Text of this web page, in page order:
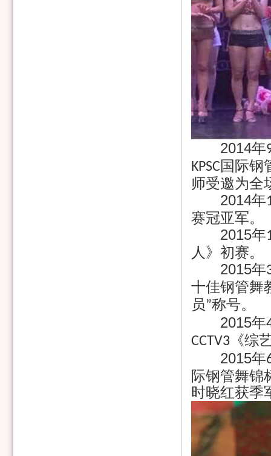
2014年
KPSC国际钢
师受邀为全
2014年
赛冠亚军。
2015年
人》初赛。
2015年
十佳钢管舞
员”称号。
2015年
CCTV3 《综
2015年
际钢管舞锦
时晓红获季